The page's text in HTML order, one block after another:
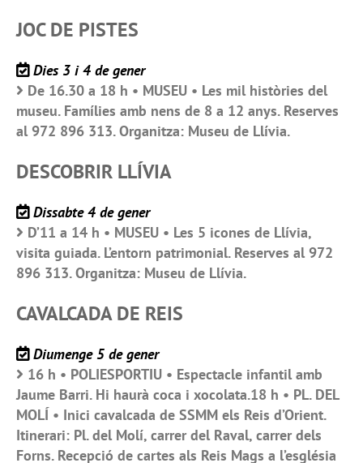
JOC DE PISTES
Dies 3 i 4 de gener
De 16.30 a 18 h • MUSEU • Les mil històries del
museu. Famílies amb nens de 8 a 12 anys. Reserves
al 972 896 313. Organitza: Museu de Llívia.
DESCOBRIR LLÍVIA
Dissabte 4 de gener
D’11 a 14 h • MUSEU • Les 5 icones de Llívia,
visita guiada. L’entorn patrimonial. Reserves al 972
896 313. Organitza: Museu de Llívia.
CAVALCADA DE REIS
Diumenge 5 de gener
16 h • POLIESPORTIU • Espectacle infantil amb
Jaume Barri. Hi haurà coca i xocolata.18 h • PL. DEL
MOLÍ • Inici cavalcada de SSMM els Reis d’Orient.
Itinerari: Pl. del Molí, carrer del Raval, carrer dels
Forns. Recepció de cartes als Reis Mags a l’església